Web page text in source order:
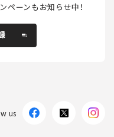
ペーンもお知らせ中！
us